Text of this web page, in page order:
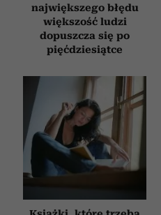
największego błędu
większość ludzi
dopuszcza się po
pięćdziesiątce